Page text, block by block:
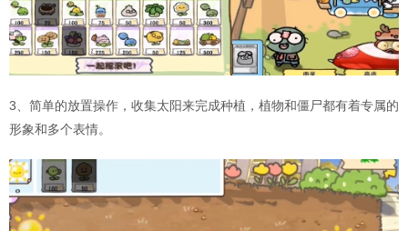
3、简单的放置操作，收集太阳来完成种植，植物和僵尸都有着专属的
形象和多个表情。